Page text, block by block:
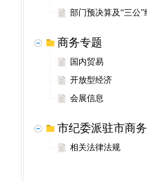
商务专题
国内贸易
开放型经济
会展信息
相关法律法规